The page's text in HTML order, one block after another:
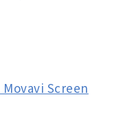
Movavi Screen